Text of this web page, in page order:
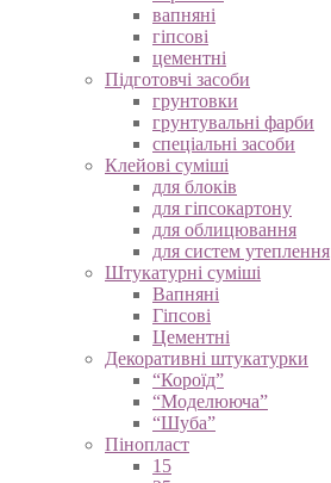
вапняні
гіпсові
цементні
Підготовчі засоби
грунтовки
грунтувальні фарби
спеціальні засоби
Клейові суміші
для блоків
для гіпсокартону
для облицювання
для систем утеплення
Штукатурні суміші
Вапняні
Гіпсові
Цементні
Декоративні штукатурки
“Короїд”
“Моделююча”
“Шуба”
Пінопласт
15